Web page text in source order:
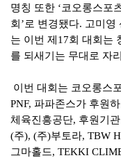
명칭 또한 ‘코오롱스포
회 ’로 변경됐다. 고미영
는 이번 제 17회 대회는
를 되새기는 무대로 자
이번 대회는 코오롱스
PNF, 파파존스가 후원하
체육진흥공단, 후원기
(주), (주)부토라, TBW
그마홀드, TEKKI